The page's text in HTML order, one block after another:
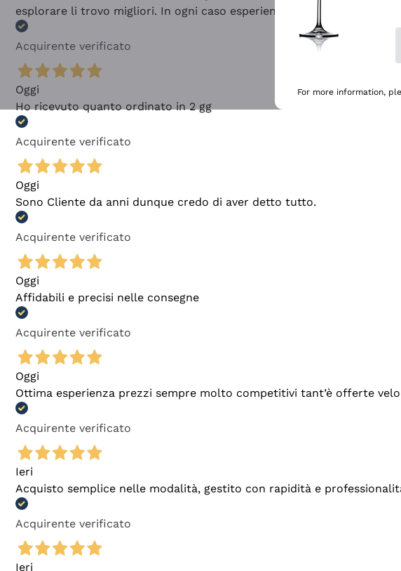
esplorare li trovo migliori. In ogni caso esperienza buona e lo consiglio!
Acquirente verificato
Oggi
Ho ricevuto quanto ordinato in 2 gg
Acquirente verificato
Oggi
Sono Cliente da anni dunque credo di aver detto tutto.
Acquirente verificato
Oggi
Affidabili e precisi nelle consegne
Acquirente verificato
Oggi
Ottima esperienza prezzi sempre molto competitivi tant’è offerte
Acquirente verificato
Ieri
Acquisto semplice nelle modalità, gestito con rapidità e
Acquirente verificato
Ieri
For more information,